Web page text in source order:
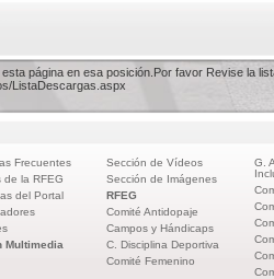
página en esa posición.Por favor Revise la
ListaDescargas.aspx
Frecuentes
de la RFEG
del Portal
Multimedia
Sección de Vídeos
Sección de Imágenes
RFEG
Comité Antidopaje
Campos y Hándicaps
C. Disciplina Deportiva
Comité Femenino
G.